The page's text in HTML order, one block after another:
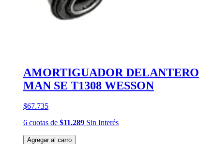
AMORTIGUADOR DELANTERO
MAN SE T1308 WESSON
$67.735
6 cuotas de $11.289 Sin Interés
Agregar al carro